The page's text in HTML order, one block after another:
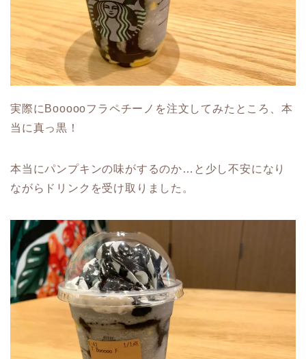
実際にBoooooフラペチーノを注文してみたところ、本
当に真っ黒！
本当にパンプキンの味がするのか…と少し不安になり
ながらドリンクを受け取りました。